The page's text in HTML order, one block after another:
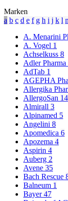
Marken
a b c d e f g h i j k l
A. Menarini
A. Vogel 1
Achselkuss 8
Adler Pharma
AdTab 1
AGEPHA
Allergika
AllergoSan 14
Almirall 3
Alpinamed 5
Angelini 8
Apomedica 6
Apozema 4
Aspirin 4
Auberg 2
Avene 35
Bach Rescue
Balneum 1
Bayer47